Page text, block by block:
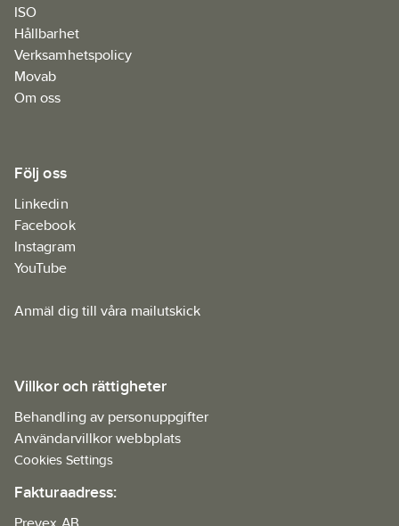
ISO
Hållbarhet
Verksamhetspolicy
Movab
Om oss
Följ oss
Linkedin
Facebook
Instagram
YouTube
Anmäl dig till våra mailutskick
Villkor och rättigheter
Behandling av personuppgifter
Användarvillkor webbplats
Cookies Settings
Fakturaadress: